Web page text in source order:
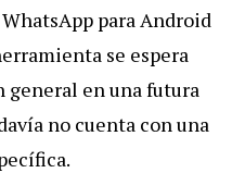
para Android
se espera
general en una futura
no cuenta con una